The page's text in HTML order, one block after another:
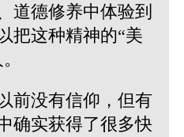
道德修养中体验到
把这种精神的“美
前没有信仰，但有
确实获得了很多快